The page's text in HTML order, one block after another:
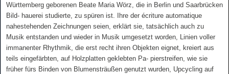
Württemberg geborenen Beate Maria Wörz, die in Berlin und Saarbrücken
Bild‐ hauerei studierte, zu spüren ist. Ihre der écriture automatique
nahestehenden Zeichnungen seien, erklärt sie, tatsächlich auch zu
Musik entstanden und wieder in Musik umgesetzt worden, Linien voller
immanenter Rhythmik, die erst recht ihren Objekten eignet, kreiert aus
teils eingefärbten, auf Holzplatten geklebten Pa‐ pierstreifen, wie sie
früher fürs Binden von Blumensträußen genutzt wurden, Upcycling auf